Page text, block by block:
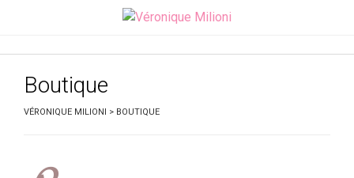
Boutique
VÉRONIQUE MILIONI > BOUTIQUE